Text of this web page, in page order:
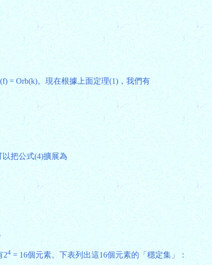
= Orb(k)。現在根據上面定理(1)，我們有
把公式(4)擴展為
24= 16個元素。下表列出這16個元素的「穩定集」：